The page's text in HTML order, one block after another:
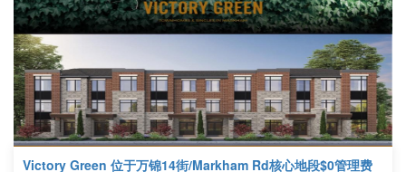
Victory Green 位于万锦14街/Markham Rd核心地段$0管理费